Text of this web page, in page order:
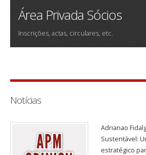
Área Privada Sócios
Inscrições, actas, circulares, etc.
Notícias
Adrianao
Sustentável:
estratégico